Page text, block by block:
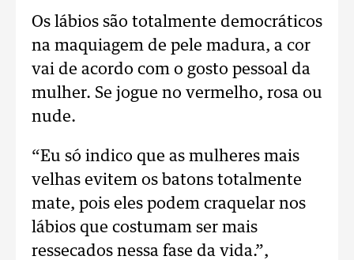
Os lábios são totalmente democráticos
na maquiagem de pele madura, a cor
vai de acordo com o gosto pessoal da
mulher. Se jogue no vermelho, rosa ou
nude.
“Eu só indico que as mulheres mais
velhas evitem os batons totalmente
mate, pois eles podem craquelar nos
lábios que costumam ser mais
ressecados nessa fase da vida.”,